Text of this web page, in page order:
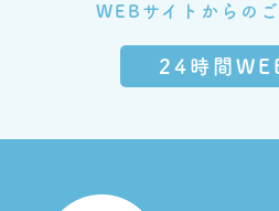
WEBサイトからの
24時間